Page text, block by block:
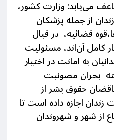
می‌یابد:وزارت کشور،
از جمله پزشکان
قضائیه، در قبال
کامل آن‌اند، مسئولیت
به امانت در اختیار
بحرانمصونیت
حقوق بشر از
اجازه دادهاست تا
از شهر و شهروندان